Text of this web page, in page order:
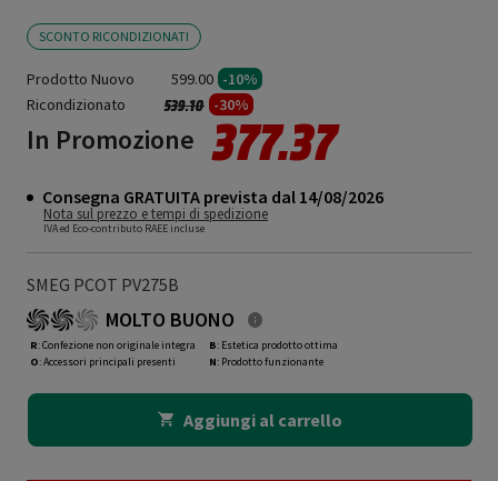
SCONTO RICONDIZIONATI
Prodotto Nuovo 599.00 -10%
Ricondizionato
Prezzo ridotto da
539.10a -30%
In Promozione 377.37
Consegna GRATUITA prevista dal 14/08/2026
Nota sul prezzo e tempi di spedizione
IVA ed Eco-contributo RAEE incluse
SMEG PCOT PV275B
MOLTO BUONO
R: Confezione non originale integra
O: Accessori principali presenti
B: Estetica prodotto ottima
N: Prodotto funzionante
Aggiungi al carrello